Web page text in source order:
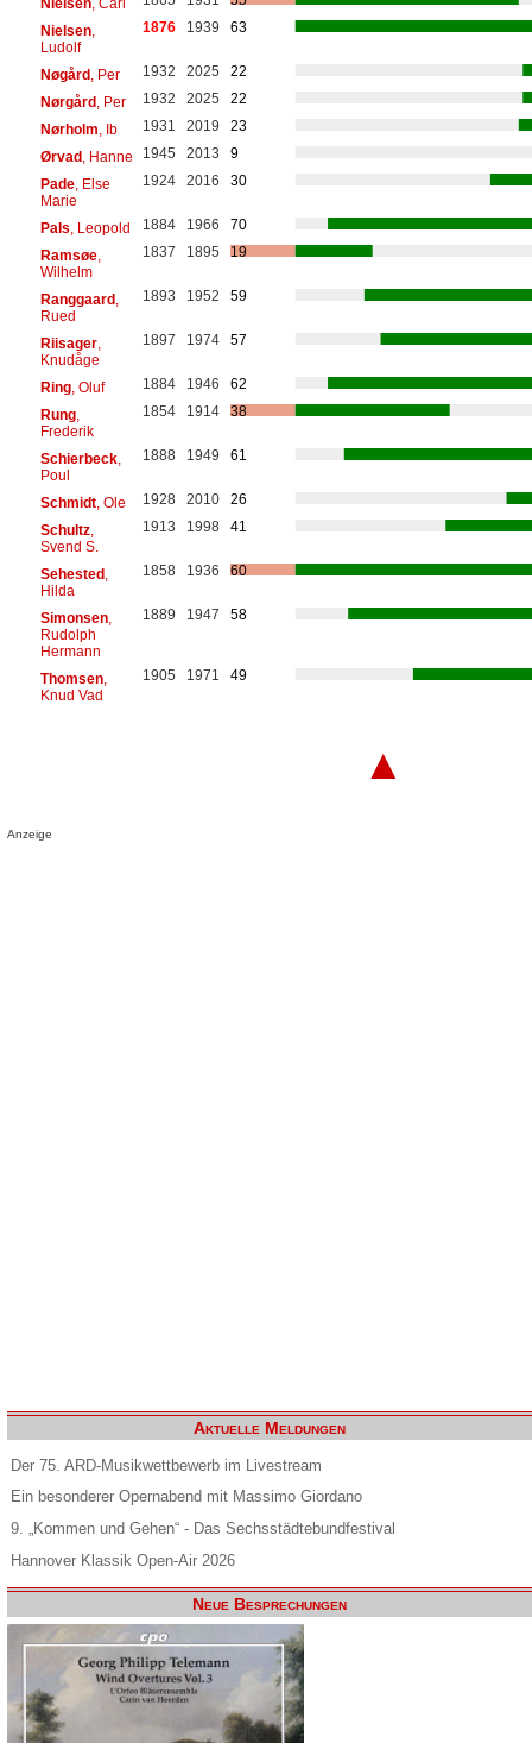
Nielsen,
Ludolf
1876 1939 63
Nøgård, Per 1932 2025
22
Nørgård, Per 1932 2025
22
Nørholm , Ib 1931 2019
23
Ørvad, Hanne 1945 2013
9
Pade, Else
Marie
1924 2016 30
Pals , Leopold 1884 1966
70
Ramsøe,
Wilhelm
1837 1895 19
Ranggaard,
Rued
1893 1952 59
Riisager,
Knudåge
1897 1974 57
Ring, Oluf 1884 1946
62
Rung,
Frederik
1854 1914 38
Schierbeck,
Poul
1888 1949 61
Schmidt, Ole 1928 2010
26
Schultz,
Svend S.
1913 1998 41
Sehested,
Hilda
1858 1936 60
Simonsen,
Rudolph
Hermann
1889 1947 58
Thomsen,
Knud Vad
1905 1971 49
▲
Anzeige
Aktuelle Meldungen
Der 75. ARD-Musikwettbewerb im Livestream
Ein besonderer Opernabend mit Massimo Giordano
9. „Kommen und Gehen“ - Das Sechsstädtebundfestival
Hannover Klassik Open-Air 2026
Neue Besprechungen